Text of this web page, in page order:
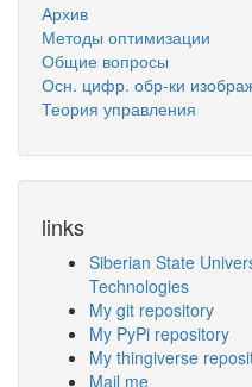
Архив
Методы оптимизации
Общие вопросы
Осн. цифр. обр-ки
Теория управления
links
Siberian State
Technologies
My git repository
My PyPi repository
My thingiverse
Mail me